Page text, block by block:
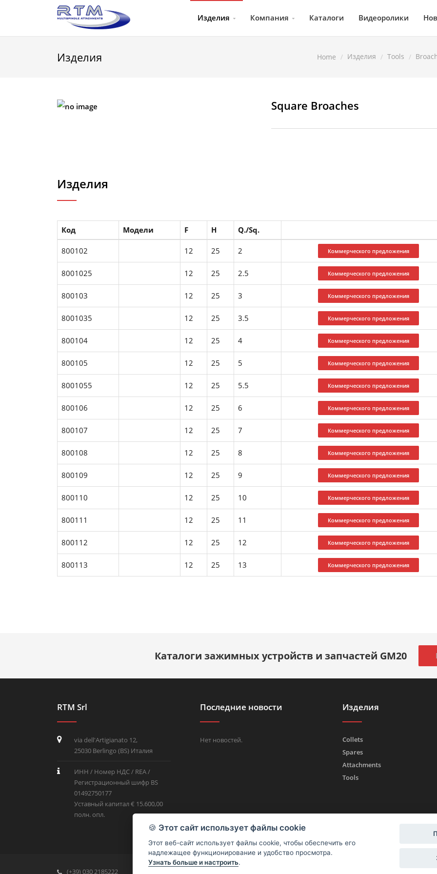
Изделия Компания Каталоги Видеоролики
Изделия Home Изделия Tools
Square Broaches
Изделия
Код Модели F H Q./Sq.
800102 12 25 2
8001025 12 25 2.5
800103 12 25 3
8001035 12 25 3.5
800104 12 25 4
800105 12 25 5
8001055 12 25 5.5
800106 12 25 6
800107 12 25 7
800108 12 25 8
800109 12 25 9
800110 12 25 10
800111 12 25 11
800112 12 25 12
800113 12 25 13
Каталоги зажимных устройств и запчастей GM20
RTM Srl
via dell'Artigianato 12,
25030 Berlingo (BS) Италия
ИНН / Номер НДС / REA /
Регистрационный шифр BS
01492750177
Уставный капитал € 15.600,00
полн. опл.
Последние новости
Нет новостей.
Изделия
Collets
Spares
Attachments
Tools
(+39) 030 2185222
🍪 Этот сайт использует файлы cookie
Этот веб-сайт использует файлы cookie, чтобы обеспечить его
надлежащее функционирование и удобство просмотра.
Узнать больше и настроить.